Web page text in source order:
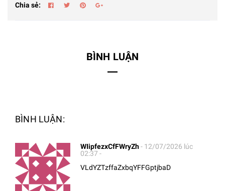
Chia sẻ:
BÌNH LUẬN
BÌNH LUẬN:
WIipfezxCfFWryZh- 12/07/2026 lúc
02:37 -
VLdYZTzffaZxbqYFFGptjbaD